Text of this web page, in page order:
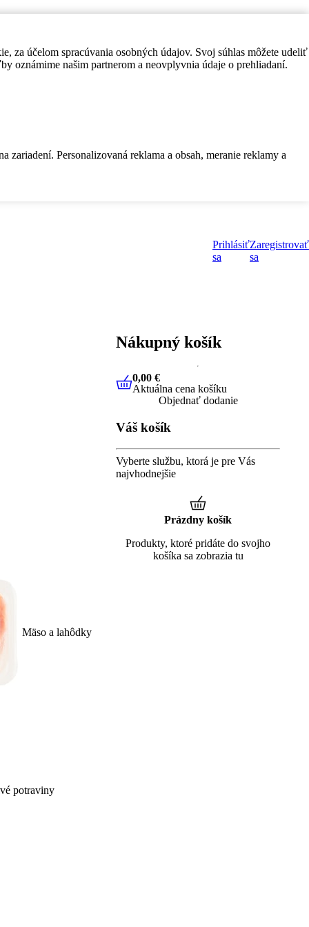
za účelom spracúvania osobných údajov. Svoj súhlas môžete udeliť
oznámime našim partnerom a neovplyvnia údaje o prehliadaní.
Personalizovaná reklama a obsah, meranie reklamy a
Prihlásiť
sa
Zaregistrovať
sa
Mäso a lahôdky
potraviny
Nákupný košík
0,00 €Aktuálna cena košíku
0,00 €
Aktuálna cena košíku
Objednať dodanie
Váš košík
Vyberte službu, ktorá je pre Vás
najvhodnejšie
Prázdny košík
Produkty, ktoré pridáte do svojho
košíka sa zobrazia tu